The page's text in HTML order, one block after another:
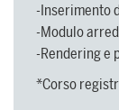
-Inserimento
-Modulo
-Rendering e
*Corso